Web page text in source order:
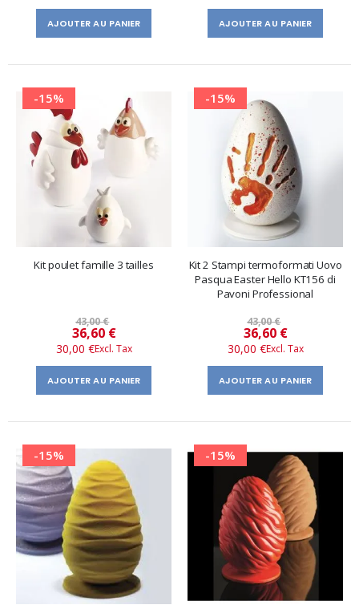
AJOUTER AU PANIER AJOUTER AU PANIER
-15%
Kit poulet famille 3 tailles
43,00 €
Prix
​​
spécial
36,60 €
30,00 €
AJOUTER AU PANIER
-15%
Kit 2 Stampi termoformati Uovo
Pasqua Easter Hello KT156 di
Pavoni Professional
43,00 €
Prix
​​
spécial
36,60 €
30,00 €
AJOUTER AU PANIER
-15% -15%